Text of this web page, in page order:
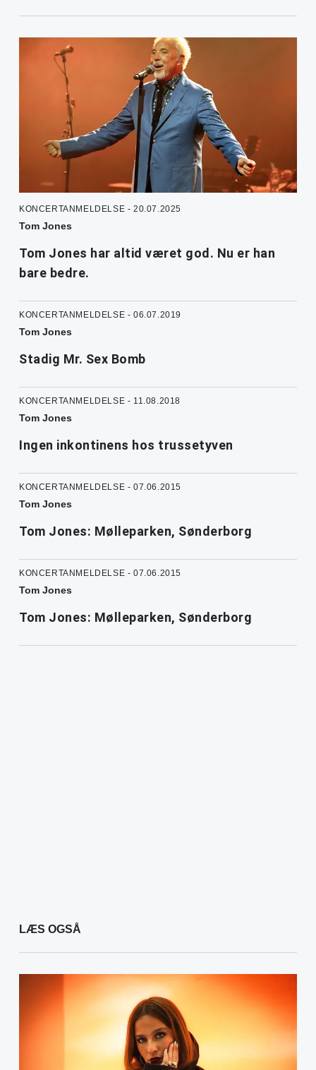
KONCERTANMELDELSE - 20.07.2025
Tom Jones
Tom Jones har altid været god. Nu er han
bare bedre.
KONCERTANMELDELSE - 06.07.2019
Tom Jones
Stadig Mr. Sex Bomb
KONCERTANMELDELSE - 11.08.2018
Tom Jones
Ingen inkontinens hos trussetyven
KONCERTANMELDELSE - 07.06.2015
Tom Jones
Tom Jones: Mølleparken, Sønderborg
KONCERTANMELDELSE - 07.06.2015
Tom Jones
Tom Jones: Mølleparken, Sønderborg
LÆS OGSÅ